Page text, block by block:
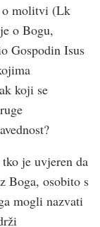
o molitvi (Lk
o Bogu,
Gospodin Isus
koji se
je uvjeren da
Boga, osobito s
mogli nazvati